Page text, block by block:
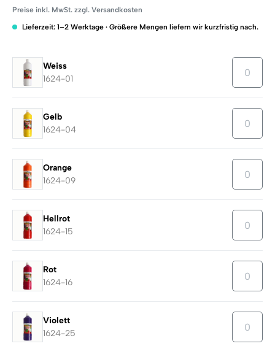
Preise inkl. MwSt. zzgl. Versandkosten
Lieferzeit: 1–2 Werktage · Größere Mengen liefern wir kurzfristig nach.
Weiss
1624-01
Gelb
1624-04
Orange
1624-09
Hellrot
1624-15
Rot
1624-16
Violett
1624-25